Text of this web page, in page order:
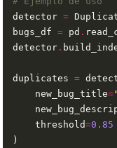
detector =
bugs_df = pd .
detector .
duplicates =
    new_bug_title
=
    threshold
=0.85